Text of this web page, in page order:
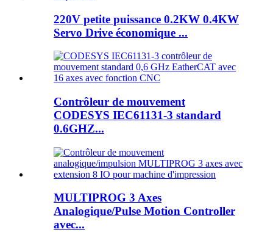
220V petite puissance 0.2KW 0.4KW
Servo Drive économique ...
Contrôleur de mouvement
CODESYS IEC61131-3 standard
0.6GHZ...
MULTIPROG 3 Axes
Analogique/Pulse Motion Controller
avec...